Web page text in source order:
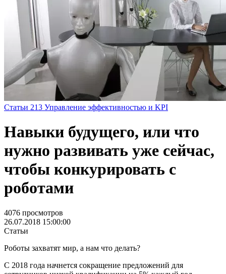
Статьи 213 Управление эффективностью и KPI
Навыки будущего, или что
нужно развивать уже сейчас,
чтобы конкурировать с
роботами
4076 просмотров
26.07.2018 15:00:00
Статьи
Роботы захватят мир, а нам что делать?
С 2018 года начнется сокращение предложений для